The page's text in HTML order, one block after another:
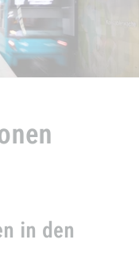
in den